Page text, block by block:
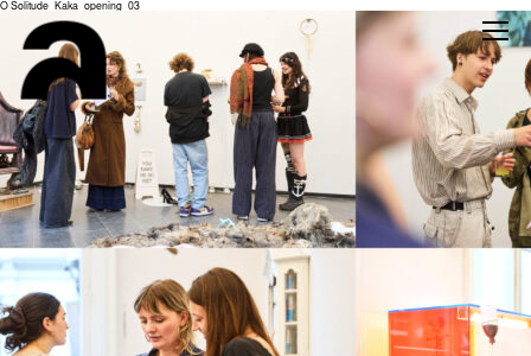
O Solitude_Kaka_opening_03